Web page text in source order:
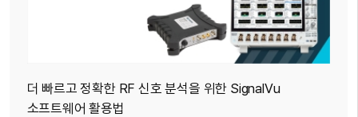
더 빠르고 정확한 RF 신호 분석을 위한 SignalVu
소프트웨어 활용법